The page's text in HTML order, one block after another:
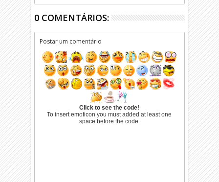
0 COMENTÁRIOS:
Postar um comentário
Click to see the code!
To insert emoticon you must added at least one
space before the code.